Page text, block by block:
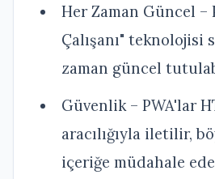
Her Zaman Güncel –
Çalışanı" teknolojisi
zaman güncel
Güvenlik – PWA'lar
aracılığıyla iletilir,
içeriğe müdahale